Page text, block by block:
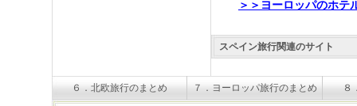
＞＞ヨーロッパのホテ
スペイン旅行関連のサイト
６．北欧旅行のまとめ ７．ヨーロッパ旅行のまとめ ８